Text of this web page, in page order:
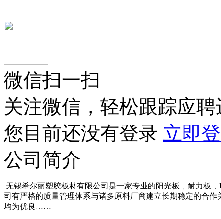
微信扫一扫
关注微信，轻松跟踪应聘
您目前还没有登录 立即
公司简介
无锡希尔丽塑胶板材有限公司是一家专业的阳光板，耐力板
司有严格的质量管理体系与诸多原料厂商建立长期稳定的合
均为优良……